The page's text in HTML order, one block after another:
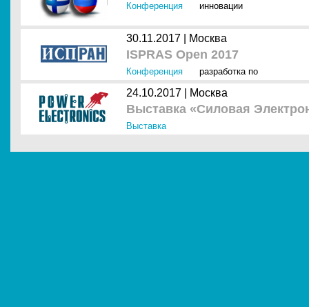
Конференция инновации
30.11.2017 | Москва
ISPRAS Open 2017
Конференция разработка по
24.10.2017 | Москва
Выставка «Силовая
Выставка